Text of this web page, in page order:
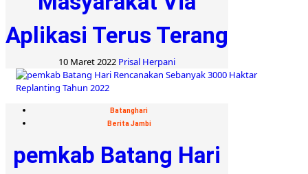
Aplikasi Terus Terang
10 Maret 2022 Prisal Herpani
Batanghari
Berita Jambi
pemkab Batang Hari